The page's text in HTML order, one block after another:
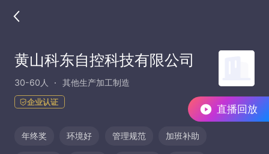
直播回放
黄山科东自控科技有限公司
30-60人 其他生产加工制造
企业认证
年终奖 环境好 管理规范 加班补助